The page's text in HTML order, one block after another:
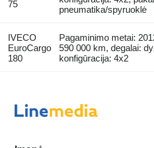
75
pneumatika/spyruoklė
IVECO
EuroCargo
180
Pagaminimo metai:
590 000 km, degalai:
konfigūracija: 4x2